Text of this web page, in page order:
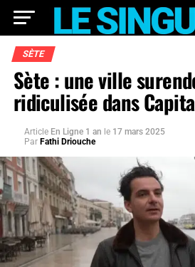
SÈTE
Sète : une ville
ridiculisée dans
Article En Ligne 1 an le 17 mars 2025
Par Fathi Driouche